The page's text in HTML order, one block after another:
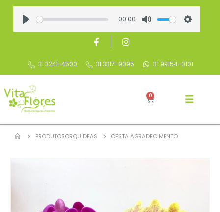
00:00
31 3241-4500 31 3317-9095 31 99154-0101
0
PRODUTOSORQUÍDEAS CESTA AGRADECIMENTO